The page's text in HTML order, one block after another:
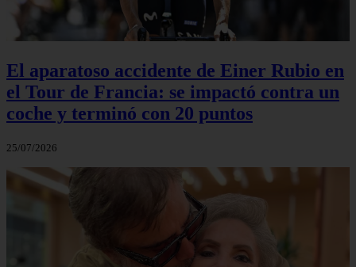
El aparatoso accidente de Einer Rubio en
el Tour de Francia: se impactó contra un
coche y terminó con 20 puntos
25/07/2026